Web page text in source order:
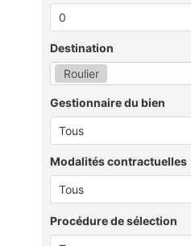
Destination
Roulier
Gestionnaire du bien
Modalités contractuelles
Procédure de sélection